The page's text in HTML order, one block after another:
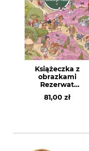
Książeczka z
obrazkami
Rezerwat
Lüneburger Heide
81,00 zł